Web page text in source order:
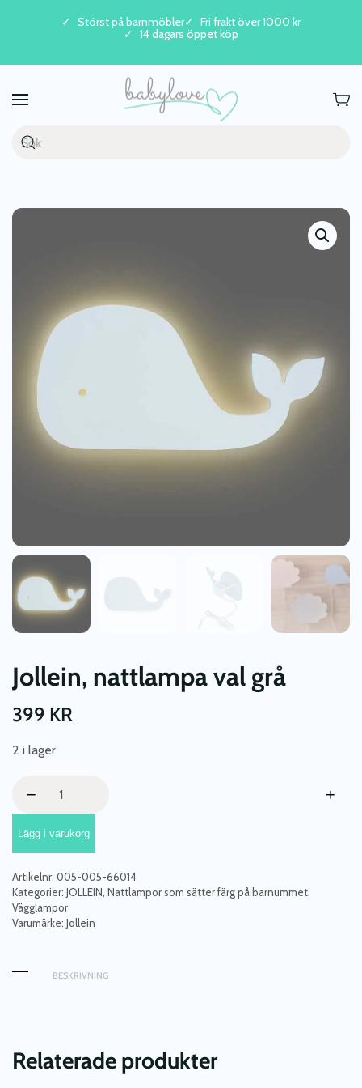
Skip to main content
Störst på barnmöbler
Fri frakt över 1000 kr
14 dagars öppet köp
Jollein, nattlampa val grå
399 KR
2 i lager
nattlampa
val
grå
mängd
− +
Lägg i varukorg
Artikelnr: 005-005-66014
Kategorier: JOLLEIN Nattlampor som sätter färg på barnummet
Vägglampor
Varumärke: Jollein
BESKRIVNING
Relaterade produkter